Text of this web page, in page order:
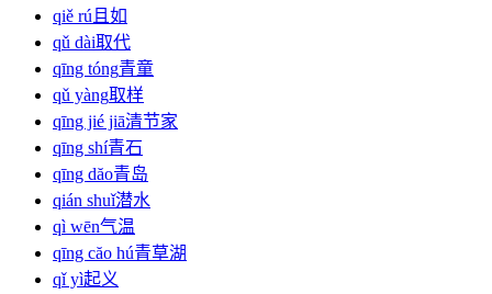
qiě rú 且如
qǔ dài取代
qīng tóng青童
qǔ yàng取样
qīng jié jiā清节家
qīng shí青石
qīng dăo青岛
qián shuǐ潜水
qì wēn气温
qīng căo hú青草湖
qǐ yì起义